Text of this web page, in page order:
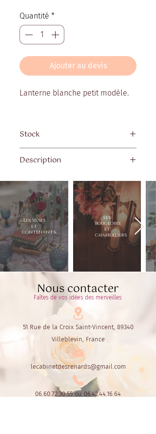
Quantité *
Ajouter au devis
Lanterne blanche petit modèle.
Stock
Description
Dimensions : Environ 30 cm de
hauteur.
Les Vases
et
contenants
Les
bougeoirs
et
chandeliers
Nous contacter
Faîtes de vos idées des merveilles
51 Rue de la Croix Saint-Vincent, 89340
Villeblevin, France
lecabinetdesrenards@gmail.com
06.60.72.30.55ou 06.42.44.16.64